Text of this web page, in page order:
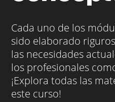
Cada uno de los
sido elaborado
las necesidades
los profesionales
¡Explora todas las
este curso!